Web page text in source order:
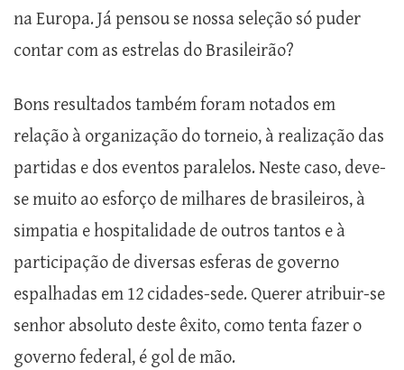
na Europa. Já pensou se nossa seleção só puder
contar com as estrelas do Brasileirão?
Bons resultados também foram notados em
relação à organização do torneio, à realização das
partidas e dos eventos paralelos. Neste caso, deve-
se muito ao esforço de milhares de brasileiros, à
simpatia e hospitalidade de outros tantos e à
participação de diversas esferas de governo
espalhadas em 12 cidades-sede. Querer atribuir-se
senhor absoluto deste êxito, como tenta fazer o
governo federal, é gol de mão.